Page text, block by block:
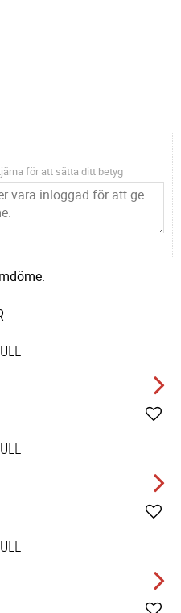
för att sätta ditt betyg